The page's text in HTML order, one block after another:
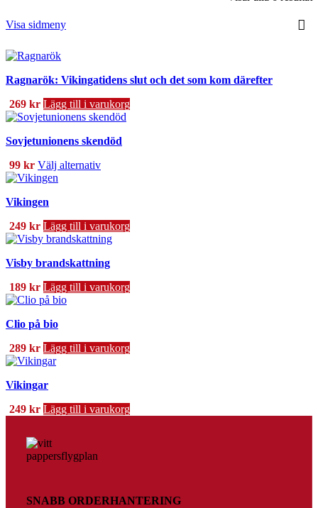
Visa sidmeny
Ragnarök: Vikingatidens slut och det som kom därefter
269 kr Lägg till i varukorg
Sovjetunionens skendöd
99 kr Välj alternativDen
varianter.
De
alternativen
kan
väljas
Vikingen
249 kr Lägg till i varukorg
Visby brandskattning
189 kr Lägg till i varukorg
Clio på bio
289 kr Lägg till i varukorg
Vikingar
249 kr Lägg till i varukorg
SNABB ORDERHANTERING